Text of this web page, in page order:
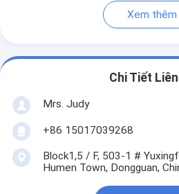
Xem thêm
Chi Tiết
Mrs. Judy
+86 15017039268
Block1,5 / F, 503-1 #
Humen Town, Dongguan,